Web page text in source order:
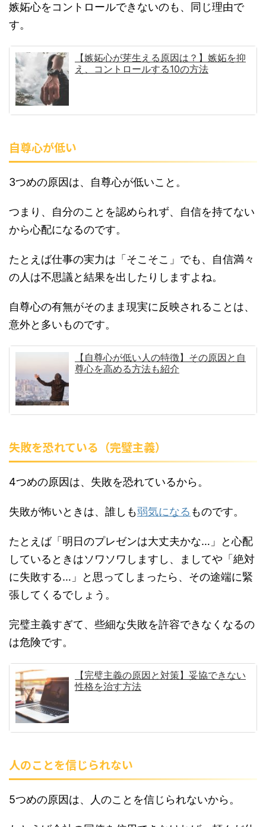
嫉妬心をコントロールできないのも、同じ理由で
す。
【嫉妬心が芽生える原因は？】嫉妬を抑
え、コントロールする10の方法
自尊心が低い
3つめの原因は、自尊心が低いこと。
つまり、自分のことを認められず、自信を持てない
から心配になるのです。
たとえば仕事の実力は「そこそこ」でも、自信満々
の人は不思議と結果を出したりしますよね。
自尊心の有無がそのまま現実に反映されることは、
意外と多いものです。
【自尊心が低い人の特徴】その原因と自
尊心を高める方法も紹介
失敗を恐れている（完璧主義）
4つめの原因は、失敗を恐れているから。
失敗が怖いときは、誰しも弱気になる ものです。
たとえば「明日のプレゼンは大丈夫かな…」と心配
しているときはソワソワしますし、ましてや「絶対
に失敗する…」と思ってしまったら、その途端に緊
張してくるでしょう。
完璧主義すぎて、些細な失敗を許容できなくなるの
は危険です。
【完璧主義の原因と対策】妥協できない
性格を治す方法
人のことを信じられない
5つめの原因は、人のことを信じられないから。